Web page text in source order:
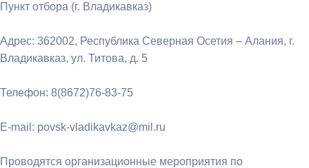
Пункт отбора (г. Владикавказ)
Адрес: 362002, Республика Северная Осетия – Алания, г.
Владикавказ, ул. Титова, д. 5
Телефон: 8(8672)76-83-75
E-mail: povsk-vladikavkaz@mil.ru
Проводятся организационные мероприятия по